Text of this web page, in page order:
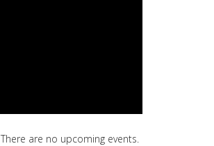
There are no upcoming events.